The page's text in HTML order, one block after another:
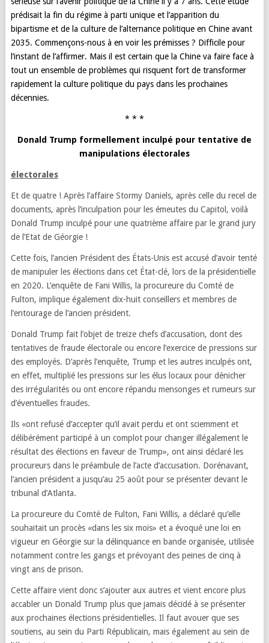
prédisait la fin du régime à parti unique et l’apparition du
bipartisme et de la culture de l’alternance politique en Chine avant
2035. Commençons-nous à en voir les prémisses ? Difficile pour
l’instant de l’affirmer. Mais il est certain que la Chine va faire face à
tout un ensemble de problèmes qui risquent fort de transformer
rapidement la culture politique du pays dans les prochaines
décennies.
* * *
Donald Trump formellement inculpé pour tentative de
manipulations électorales
électorales
Et de quatre ! Après l’affaire Stormy Daniels, après celle du recel de
documents, après l’inculpation pour les émeutes du Capitol, voilà
Donald Trump inculpé pour une quatrième affaire par le grand jury
de l’Etat de Géorgie !
Cette fois, l’ancien Président des États-Unis est accusé d’avoir tenté
de manipuler les élections dans cet État-clé, lors de la présidentielle
en 2020. L’enquête de Fani Willis, la procureure du Comté de
Fulton, implique également dix-huit conseillers et membres de
l’entourage de l’ancien président.
Donald Trump fait l’objet de treize chefs d’accusation, dont des
tentatives de fraude électorale ou encore l’exercice de pressions sur
des employés. D’après l’enquête, Trump et les autres inculpés ont,
en effet, multiplié les pressions sur les élus locaux pour dénicher
des irrégularités ou ont encore répandu mensonges et rumeurs sur
d’éventuelles fraudes.
Ils «ont refusé d’accepter qu’il avait perdu et ont sciemment et
délibérément participé à un complot pour changer illégalement le
résultat des élections en faveur de Trump», ont ainsi déclaré les
procureurs dans le préambule de l’acte d’accusation. Dorénavant,
l’ancien président a jusqu’au 25 août pour se présenter devant le
tribunal d’Atlanta.
La procureure du Comté de Fulton, Fani Willis, a déclaré qu’elle
souhaitait un procès «dans les six mois» et a évoqué une loi en
vigueur en Géorgie sur la délinquance en bande organisée, utilisée
notamment contre les gangs et prévoyant des peines de cinq à
vingt ans de prison.
Cette affaire vient donc s’ajouter aux autres et vient encore plus
accabler un Donald Trump plus que jamais décidé à se présenter
aux prochaines élections présidentielles. Il faut avouer que ses
soutiens, au sein du Parti Républicain, mais également au sein de